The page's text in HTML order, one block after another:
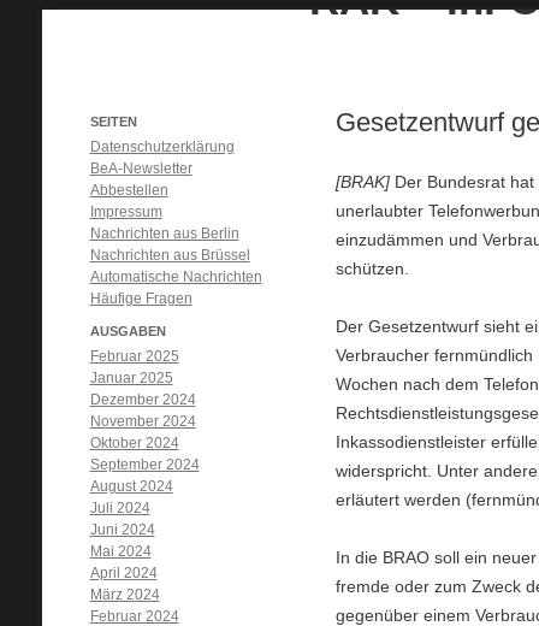
Gesetzentwurf
[BRAK]Der Bundesrat hat
unerlaubter
einzudämmen und
schützen.
Der Gesetzentwurf sieht
Verbraucher
Wochen nach dem
Inkassodienstleister
widerspricht. Unter
erläutert werden
In die BRAO soll ein
fremde oder zum Zweck
gegenüber einem
SEITEN
Datenschutzerklärung
BeA-Newsletter
Abbestellen
Impressum
Nachrichten aus Berlin
Nachrichten aus Brüssel
Automatische Nachrichten
Häufige Fragen
AUSGABEN
Februar 2025
Januar 2025
Dezember 2024
November 2024
Oktober 2024
September 2024
August 2024
Juli 2024
Juni 2024
Mai 2024
April 2024
März 2024
Februar 2024